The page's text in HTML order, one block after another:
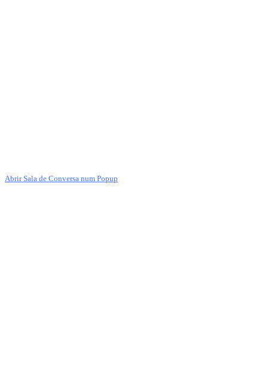
Abrir Sala de Conversa num Popup